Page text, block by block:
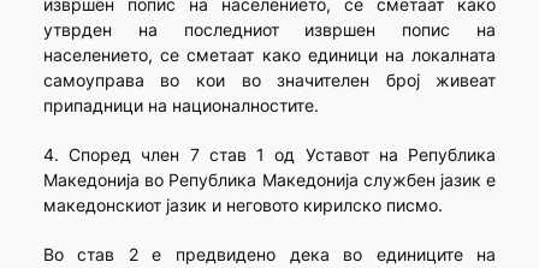
извршен попис на населението, се сметаат како
утврден на последниот извршен попис на
населението, се сметаат како единици на локалната
самоуправа во кои во значителен број живеат
припадници на националностите.
4. Според член 7 став 1 од Уставот на Република
Македонија во Република Македонија службен јазик е
македонскиот јазик и неговото кирилско писмо.
Во став 2 е предвидено дека во единиците на